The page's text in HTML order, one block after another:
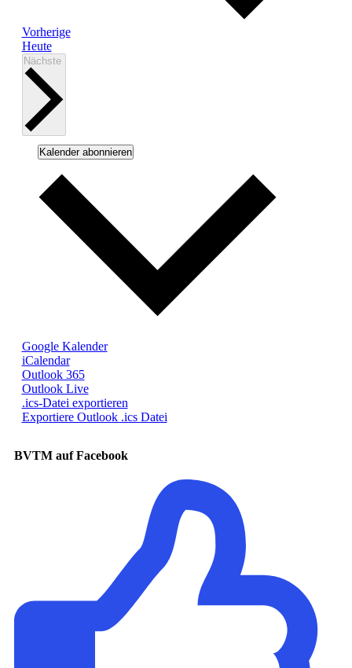
VorherigeVeranstaltungen
Heute
Nächste
Kalender abonnieren
Google Kalender
iCalendar
Outlook 365
Outlook Live
.ics-Datei exportieren
Exportiere Outlook .ics Datei
BVTM auf Facebook